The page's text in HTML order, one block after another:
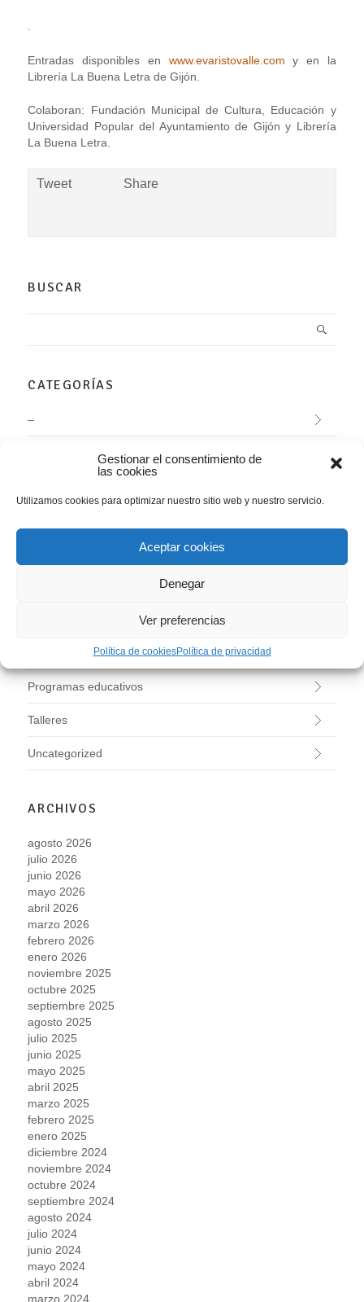
Gestionar el consentimiento de
las cookies
Utilizamos cookies para optimizar nuestro sitio web y nuestro servicio.
Aceptar cookies
Denegar
Ver preferencias
Política de cookiesPolítica de privacidad
Entradas disponibles en www.evaristovalle.com y en la
Librería La Buena Letra de Gijón.
Colaboran: Fundación Municipal de Cultura, Educación y
Universidad Popular del Ayuntamiento de Gijón y Librería
La Buena Letra.
Tweet Share
BUSCAR
CATEGORÍAS
–
Jardín Histórico
Programas educativos
Talleres
Uncategorized
ARCHIVOS
agosto 2026
julio 2026
junio 2026
mayo 2026
abril 2026
marzo 2026
febrero 2026
enero 2026
noviembre 2025
octubre 2025
septiembre 2025
agosto 2025
julio 2025
junio 2025
mayo 2025
abril 2025
marzo 2025
febrero 2025
enero 2025
diciembre 2024
noviembre 2024
octubre 2024
septiembre 2024
agosto 2024
julio 2024
junio 2024
mayo 2024
abril 2024
marzo 2024